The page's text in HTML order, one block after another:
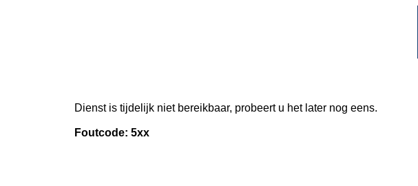
Dienst is tijdelijk niet bereikbaar, probeert u het later nog eens.
Foutcode: 5xx